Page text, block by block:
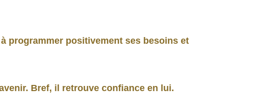
programmer positivement ses besoins et
Bref, il retrouve confiance en lui.